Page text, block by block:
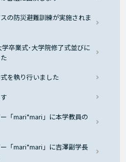
の防災避難訓練が実施されま
卒業式･大学院修了式並びに
を執り行いました
「mari*mari」に本学教員の
「mari*mari」に吉澤副学長